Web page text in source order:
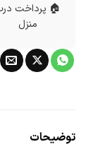
🏠 پرداخت
منزل
توضیحات